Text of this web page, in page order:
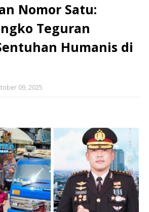
Nomor Satu:
Teguran
Humanis di
09, 2025